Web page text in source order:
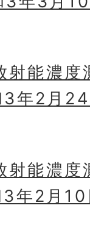
射能濃
3年2月
射能濃
3年2月